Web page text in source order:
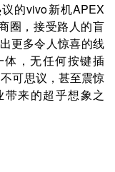
的vivo新机APEX
圈，接受路人的盲
更多令人惊喜的线
体，无任何按键插
可思议，甚至震惊
来的超乎想象之